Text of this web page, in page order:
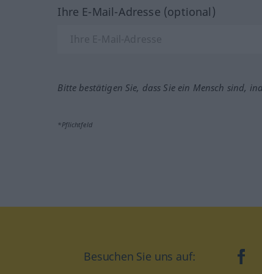
Ihre E-Mail-Adresse (optional)
Bitte bestätigen Sie, dass Sie ein Mensch sind,
*Pflichtfeld
Besuchen Sie uns auf: